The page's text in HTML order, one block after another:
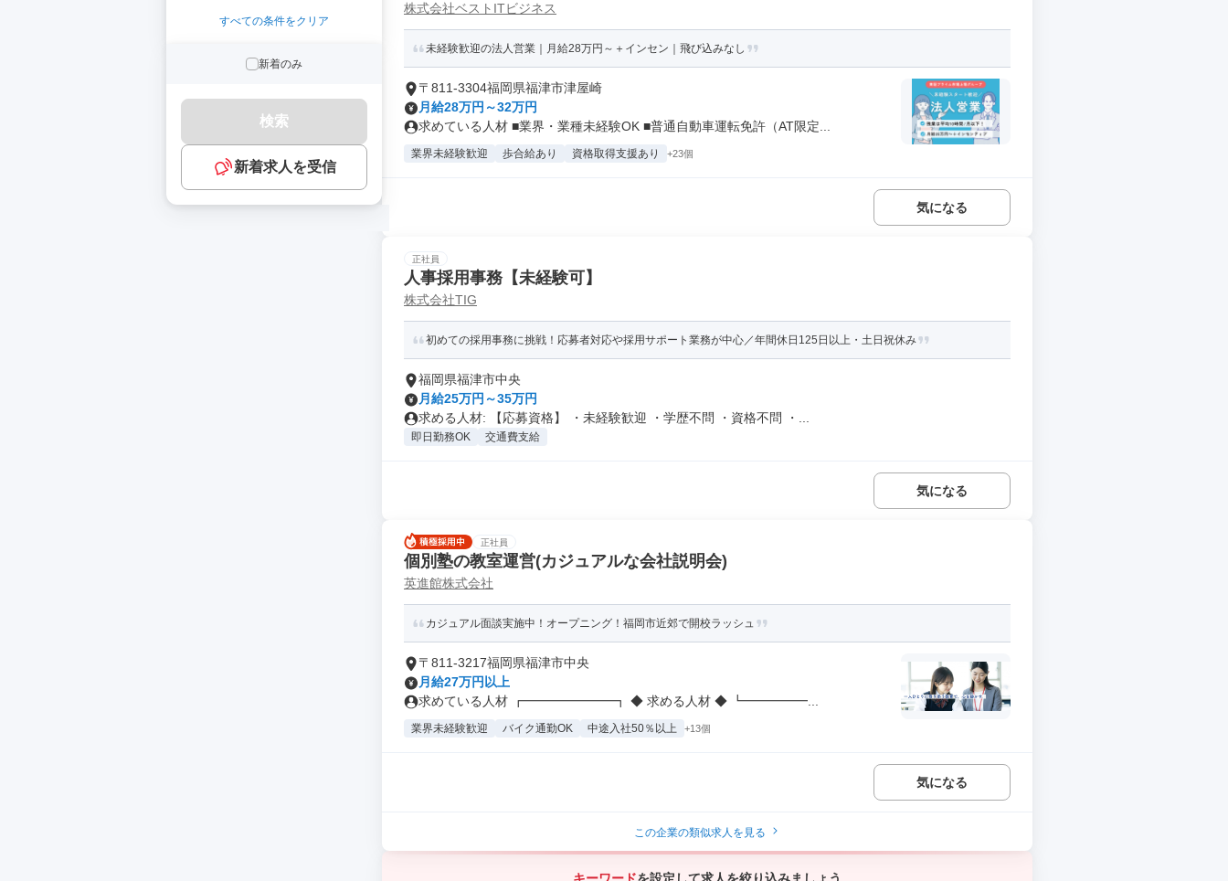
すべての条件をクリア
新着のみ
検索
新着求人を受信
株式会社ベストITビジネス
未経験歓迎の法人営業｜月給28万円～＋インセン｜飛び込みなし
〒811-3304福岡県福津市津屋崎
月給28万円～32万円
求めている人材 ■業界・業種未経験OK ■普通自動車運転免許（AT限定...
業界未経験歓迎 歩合給あり 資格取得支援あり +23個
気になる
正社員
人事採用事務【未経験可】
株式会社TIG
初めての採用事務に挑戦！応募者対応や採用サポート業務が中心／年間休日125日以上・土日祝休み
福岡県福津市中央
月給25万円～35万円
求める人材: 【応募資格】 ・未経験歓迎 ・学歴不問 ・資格不問 ・...
即日勤務OK 交通費支給
気になる
正社員
個別塾の教室運営(カジュアルな会社説明会)
英進館株式会社
カジュアル面談実施中！オープニング！福岡市近郊で開校ラッシュ
〒811-3217福岡県福津市中央
月給27万円以上
求めている人材 ┏━━━━━━━┓ ◆ 求める人材 ◆ ┗━━━━━...
業界未経験歓迎 バイク通勤OK 中途入社50％以上 +13個
気になる
この企業の類似求人を見る